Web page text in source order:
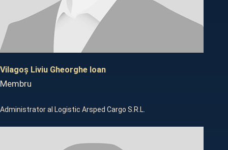
Vilagoș Liviu Gheorghe Ioan
Membru
Administrator al Logistic Arsped Cargo S.R.L.